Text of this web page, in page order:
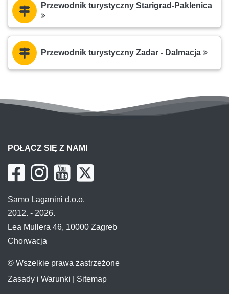
Przewodnik turystyczny Starigrad-Paklenica
Przewodnik turystyczny Zadar - Dalmacja
POŁĄCZ SIĘ Z NAMI
Samo Laganini d.o.o.
2012. - 2026.
Lea Mullera 46, 10000 Zagreb
Chorwacja
© Wszelkie prawa zastrzeżone
Zasady i Warunki
Sitemap